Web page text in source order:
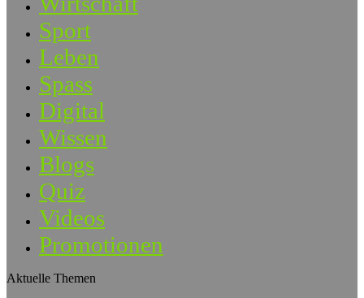
Sport
Leben
Spass
Digital
Wissen
Blogs
Quiz
Videos
Promotionen
Aktuelle Themen